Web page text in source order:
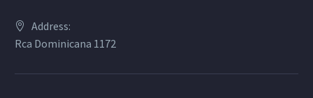
Address:
Rca Dominicana 1172